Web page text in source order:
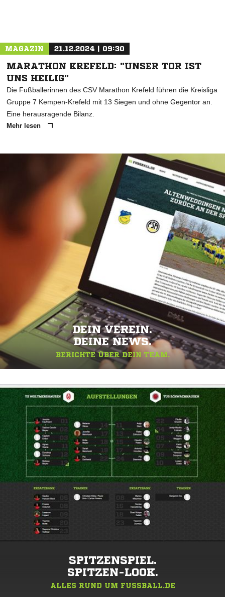
MAGAZIN 21.12.2024 | 09:30
MARATHON KREFELD: "UNSER TOR IST
UNS HEILIG"
Die Fußballerinnen des CSV Marathon Krefeld führen die Kreisliga
Gruppe 7 Kempen-Krefeld mit 13 Siegen und ohne Gegentor an.
Eine herausragende Bilanz.
Mehr lesen
DEIN VEREIN.
DEINE NEWS.
BERICHTE ÜBER DEIN TEAM.
SPITZENSPIEL.
SPITZEN-LOOK.
ALLES RUND UM FUSSBALL.DE